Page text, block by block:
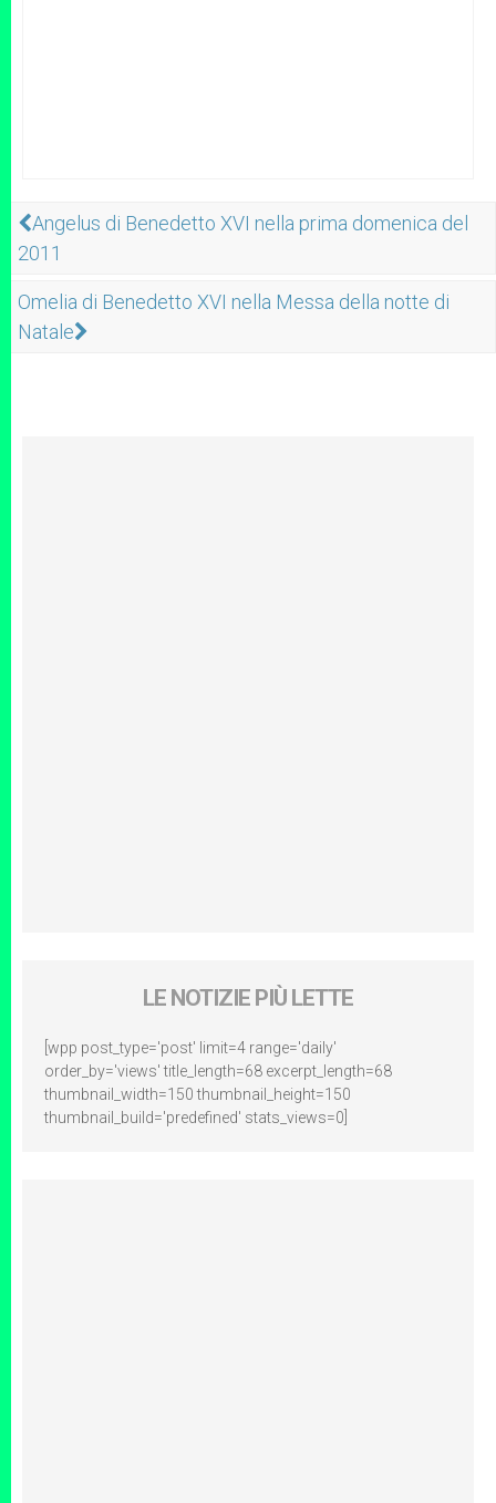
Angelus di Benedetto XVI nella prima domenica del
2011
Omelia di Benedetto XVI nella Messa della notte di
Natale
LE NOTIZIE PIÙ LETTE
[wpp post_type='post' limit=4 range='daily'
order_by='views' title_length=68 excerpt_length=68
thumbnail_width=150 thumbnail_height=150
thumbnail_build='predefined' stats_views=0]